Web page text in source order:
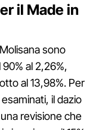
il Made in
sono
al 2,26%,
al 13,98%. Per
il dazio
revisione che